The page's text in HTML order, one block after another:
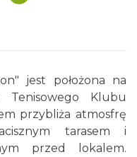
jest położona na
Klubu
przybliża atmosfrę
tarasem i
przed lokalem.